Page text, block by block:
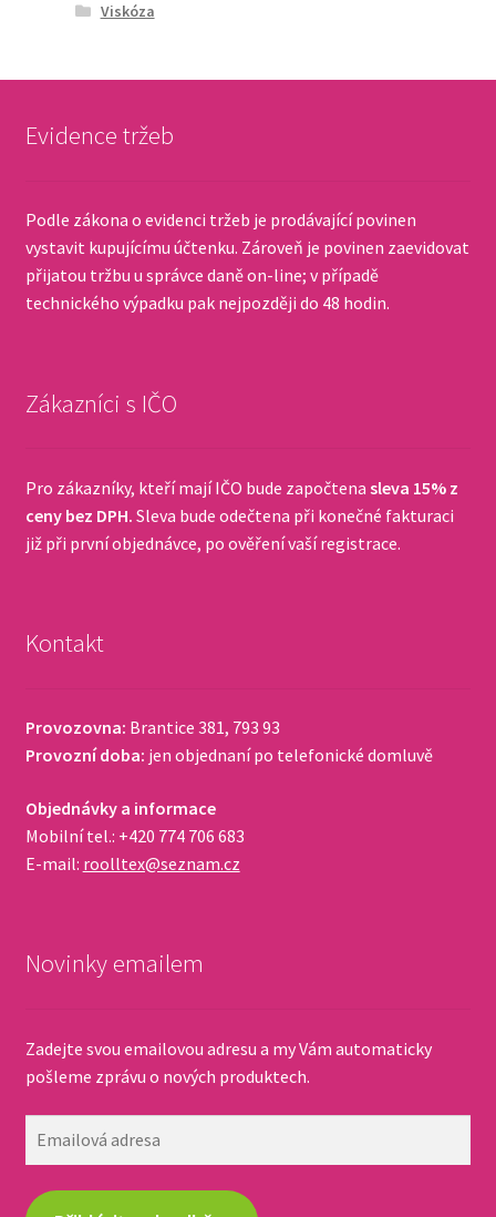
Viskóza
Evidence tržeb
Podle zákona o evidenci tržeb je prodávající povinen
vystavit kupujícímu účtenku. Zároveň je povinen zaevidovat
přijatou tržbu u správce daně on-line; v případě
technického výpadku pak nejpozději do 48 hodin.
Zákazníci s IČO
Pro zákazníky, kteří mají IČO bude započtena sleva 15% z
ceny bez DPH. Sleva bude odečtena při konečné fakturaci
již při první objednávce, po ověření vaší registrace.
Kontakt
Provozovna: Brantice 381, 793 93
Provozní doba: jen objednaní po telefonické domluvě
Objednávky a informace
Mobilní tel.: +420 774 706 683
E-mail: roolltex@seznam.cz
Novinky emailem
Zadejte svou emailovou adresu a my Vám automaticky
pošleme zprávu o nových produktech.